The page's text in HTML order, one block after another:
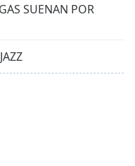
SUENAN POR